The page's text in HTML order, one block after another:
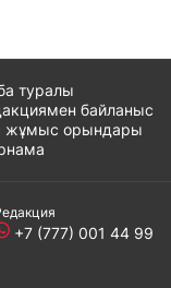
туралы
байланыс
жұмыс орындары
+7 (777) 001 44 99